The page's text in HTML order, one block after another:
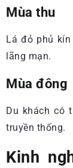
Mùa thu
Lá đỏ phủ
lãng mạn.
Mùa đông
Du khách có
truyền thống.
Kinh